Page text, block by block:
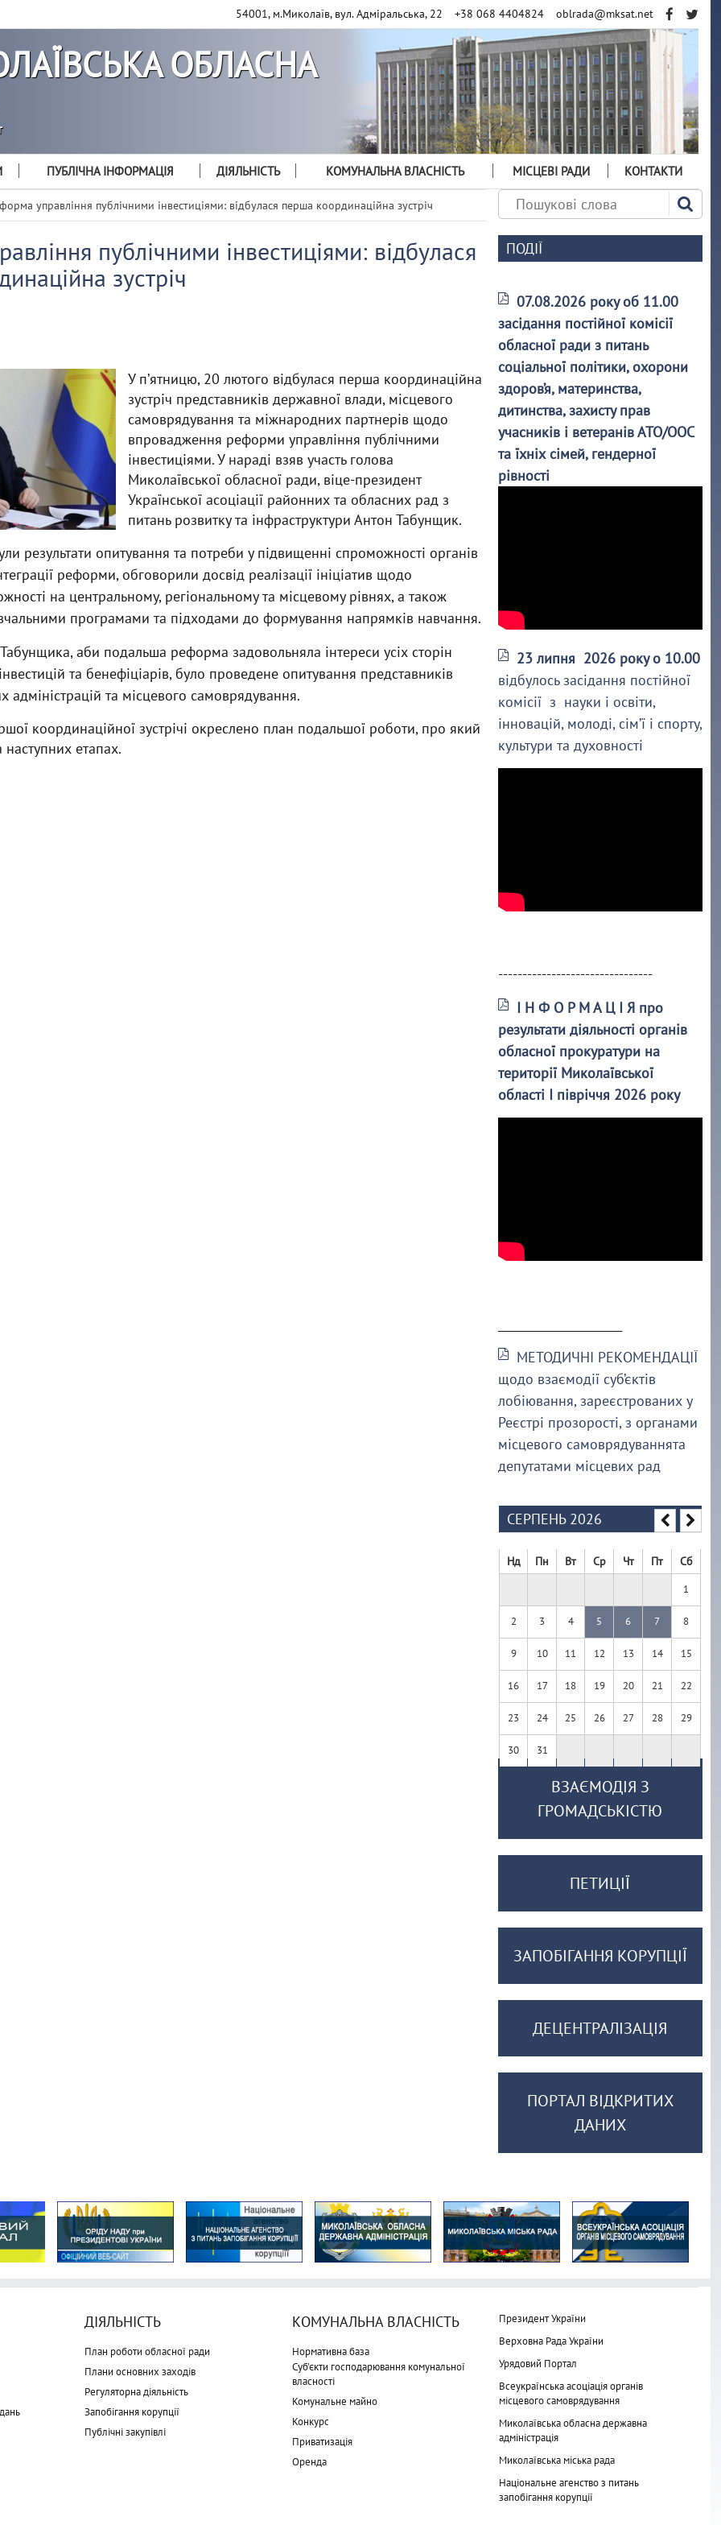
54001, м.Миколаїв, вул. Адміральська, 22 +38 068 4404824 oblrada@mksat.net
ОБЛАСНА
ПУБЛІЧНА ІНФОРМАЦІЯ ДІЯЛЬНІСТЬ КОМУНАЛЬНА ВЛАСНІСТЬ МІСЦЕВІ РАДИ КОНТАКТИ
управління публічними інвестиціями: відбулася перша координаційна зустріч
публічними інвестиціями: відбулася
зустріч
У пʼятницю, 20 лютого відбулася перша координаційна
зустріч представників державної влади, місцевого
самоврядування та міжнародних партнерів щодо
впровадження реформи управління публічними
інвестиціями. У нараді взяв участь голова
Миколаївської обласної ради, віце-президент
Української асоціації районних та обласних рад з
питань розвитку та інфраструктури Антон Табунщик.
результати опитування та потреби у підвищенні спроможності органів
реформи, обговорили досвід реалізації ініціатив щодо
на центральному, регіональному та місцевому рівнях, а також
програмами та підходами до формування напрямків навчання.
аби подальша реформа задовольняла інтереси усіх сторін
та бенефіціарів, було проведене опитування представників
адміністрацій та місцевого самоврядування.
координаційної зустрічі окреслено план подальшої роботи, про який
етапах.
ПОДІЇ
07.08.2026 року об 11.00
засідання постійної комісії
обласної ради з питань
соціальної політики, охорони
здоров’я, материнства,
дитинства, захисту прав
учасників і ветеранів АТО/ООС
та їхніх сімей, гендерної
рівності
23 липня 2026 року о 10.00
відбулось засідання постійної
комісії з науки і освіти,
інновацій, молоді, сім’ї і спорту,
культури та духовності
--------------------------------
І Н Ф О Р М А Ц І Я про
результати діяльності органів
обласної прокуратури на
території Миколаївської
області І півріччя 2026 року
МЕТОДИЧНІ РЕКОМЕНДАЦІЇ
щодо взаємодії суб’єктів
лобіювання, зареєстрованих у
Реєстрі прозорості, з органами
місцевого самоврядуваннята
депутатами місцевих рад
СЕРПЕНЬ 2026
Нд Пн Вт Ср Чт Пт Сб
1
2 3 4 5 6 7 8
9 10 11 12 13 14 15
16 17 18 19 20 21 22
23 24 25 26 27 28 29
30 31
ВЗАЄМОДІЯ З
ГРОМАДСЬКІСТЮ
ПЕТИЦІЇ
ЗАПОБІГАННЯ КОРУПЦІЇ
ДЕЦЕНТРАЛІЗАЦІЯ
ПОРТАЛ ВІДКРИТИХ
ДАНИХ
ДІЯЛЬНІСТЬ
План роботи обласної ради
Плани основних заходів
Регуляторна діяльність
Запобігання корупції
Публічні закупівлі
КОМУНАЛЬНА ВЛАСНІСТЬ
Нормативна база
Суб'єкти господарювання комунальної
власності
Комунальне майно
Конкурс
Приватизація
Оренда
Президент України
Верховна Рада України
Урядовий Портал
Всеукраїнська асоціація органів
місцевого самоврядування
Миколаївська обласна державна
адміністрація
Миколаївська міська рада
Національне агенство з питань
запобігання корупції